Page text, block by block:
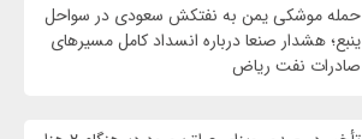
حمله موشکی یمن به نفتکش سعودی در سواحل
ینبع؛ هشدار صنعا درباره انسداد کامل مسیرهای
صادرات نفت ریاض